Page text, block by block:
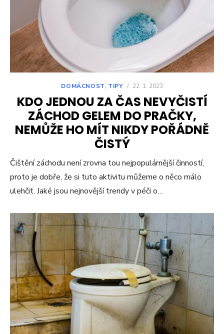
DOMÁCNOST, TIPY / 22. 1. 2023
KDO JEDNOU ZA ČAS NEVYČISTÍ
ZÁCHOD GELEM DO PRAČKY,
NEMŮŽE HO MÍT NIKDY POŘÁDNĚ
ČISTÝ
Čištění záchodu není zrovna tou nejpopulárnější činností,
proto je dobře, že si tuto aktivitu můžeme o něco málo
ulehčit. Jaké jsou nejnovější trendy v péči o…